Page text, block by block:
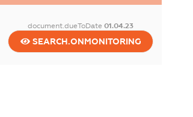
document.dueToDate01.04.23
SEARCH.ONMONITORING